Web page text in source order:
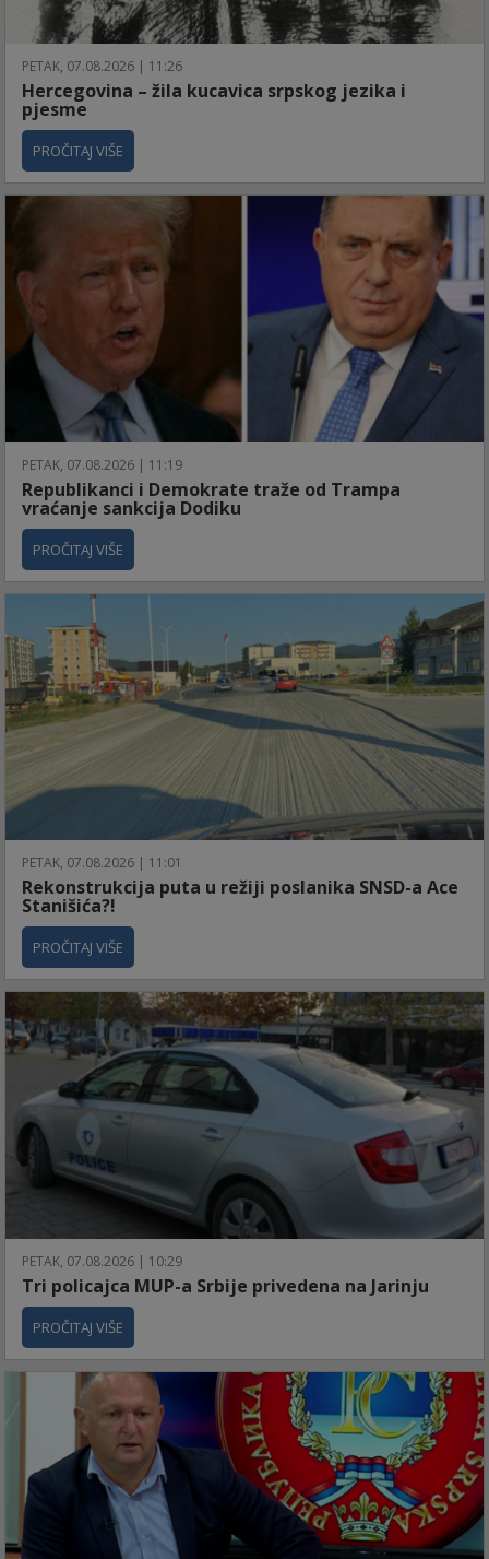
PETAK, 07.08.2026 | 11:26
Hercegovina – žila kucavica srpskog jezika i
pjesme
PROČITAJ VIŠE
PETAK, 07.08.2026 | 11:19
Republikanci i Demokrate traže od Trampa
vraćanje sankcija Dodiku
PROČITAJ VIŠE
PETAK, 07.08.2026 | 11:01
Rekonstrukcija puta u režiji poslanika SNSD-a Ace
Stanišića?!
PROČITAJ VIŠE
PETAK, 07.08.2026 | 10:29
Tri policajca MUP-a Srbije privedena na Jarinju
PROČITAJ VIŠE